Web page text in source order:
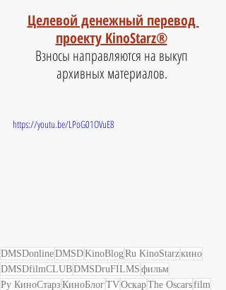
Целевой денежный перевод
проекту KinoStarz®
Взносы направляются на выкуп
архивных материалов.
https://youtu.be/LPoG01OVuE8
DMSDonlineDMSDKinoBlogRu KinoStarzкино
DMSDfilmCLUBDMSDruFILMS фильм
Ру КиноСтарз КиноБлогTVОскарThe Oscarsfilm